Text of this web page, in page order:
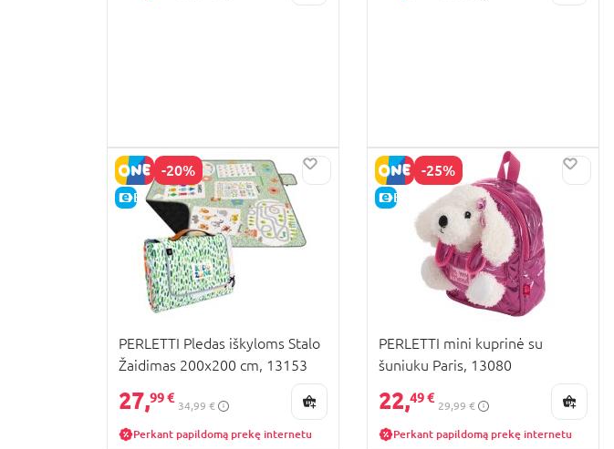
-20%
E-KAINA
PERLETTI Pledas iškyloms Stalo
Žaidimas 200x200 cm, 13153
27,99 €
34,99 €
Perkant papildomą prekę internetu
-25%
E-KAINA
PERLETTI mini kuprinė su
šuniuku Paris, 13080
22,49 €
29,99 €
Perkant papildomą prekę internetu